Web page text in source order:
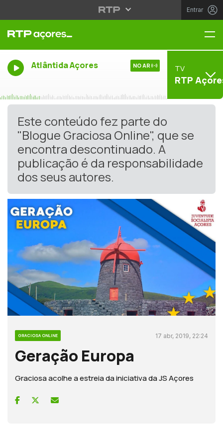
Entrar
Atlântida Açores NO AR TV
RTP
Este conteúdo fez parte do
"Blogue Graciosa Online", que se
encontra descontinuado. A
publicação é da responsabilidade
dos seus autores.
GRACIOSA ONLINE 17 abr, 2019, 22:24
Geração Europa
Graciosa acolhe a estreia da iniciativa da JS Açores